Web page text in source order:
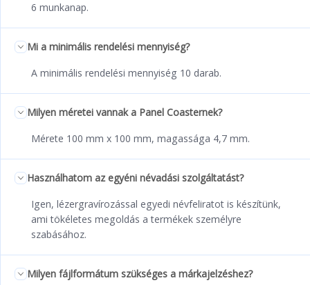
6 munkanap.
Mi a minimális rendelési mennyiség?
A minimális rendelési mennyiség 10 darab.
Milyen méretei vannak a Panel Coasternek?
Mérete 100 mm x 100 mm, magassága 4,7 mm.
Használhatom az egyéni névadási szolgáltatást?
Igen, lézergravírozással egyedi névfeliratot is készítünk,
ami tökéletes megoldás a termékek személyre
szabásához.
Milyen fájlformátum szükséges a márkajelzéshez?